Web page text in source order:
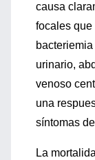
causa
focales que
urinario,
venoso
una
síntomas
La